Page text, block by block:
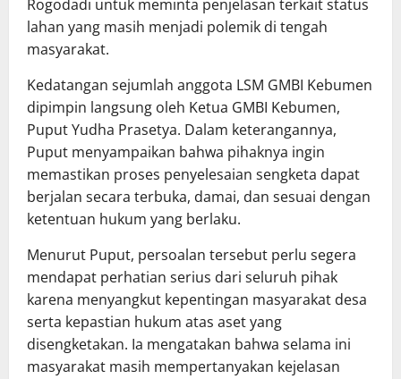
Rogodadi untuk meminta penjelasan terkait status
lahan yang masih menjadi polemik di tengah
masyarakat.
Kedatangan sejumlah anggota LSM GMBI Kebumen
dipimpin langsung oleh Ketua GMBI Kebumen,
Puput Yudha Prasetya. Dalam keterangannya,
Puput menyampaikan bahwa pihaknya ingin
memastikan proses penyelesaian sengketa dapat
berjalan secara terbuka, damai, dan sesuai dengan
ketentuan hukum yang berlaku.
Menurut Puput, persoalan tersebut perlu segera
mendapat perhatian serius dari seluruh pihak
karena menyangkut kepentingan masyarakat desa
serta kepastian hukum atas aset yang
disengketakan. Ia mengatakan bahwa selama ini
masyarakat masih mempertanyakan kejelasan